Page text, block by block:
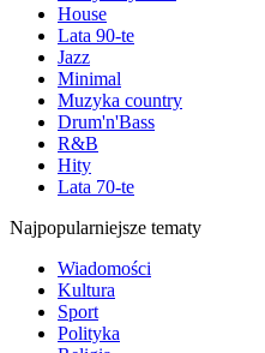
House
Lata 90-te
Jazz
Minimal
Muzyka country
Drum'n'Bass
R&B
Hity
Lata 70-te
Najpopularniejsze tematy
Wiadomości
Kultura
Sport
Polityka